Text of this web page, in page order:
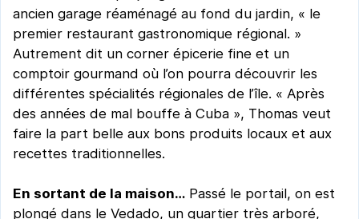
ancien garage réaménagé au fond du jardin, « le
premier restaurant gastronomique régional. »
Autrement dit un corner épicerie fine et un
comptoir gourmand où l’on pourra découvrir les
différentes spécialités régionales de l’île. « Après
des années de mal bouffe à Cuba », Thomas veut
faire la part belle aux bons produits locaux et aux
recettes traditionnelles.
En sortant de la maison… Passé le portail, on est
plongé dans le Vedado, un quartier très arboré,